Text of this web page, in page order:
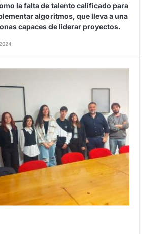
la falta de talento calificado para
algoritmos, que lleva a una
capaces de liderar proyectos.